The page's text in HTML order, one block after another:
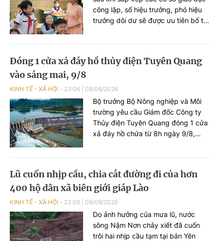
công lập, số hiệu trưởng, phó hiệu
trưởng dôi dư sẽ được ưu tiên bố trí
Đóng 1 cửa xả đáy hồ thủy điện Tuyên Quang
vào sáng mai, 9/8
KINH TẾ - XÃ HỘI 23:06 08/08/2026
Bộ trưởng Bộ Nông nghiệp và Môi
trường yêu cầu Giám đốc Công ty
Thủy điện Tuyên Quang đóng 1 cửa
xả đáy hồ chứa từ 8h ngày 9/8,
Lũ cuốn nhịp cầu, chia cắt đường đi của hơn
400 hộ dân xã biên giới giáp Lào
KINH TẾ - XÃ HỘI 23:06 08/08/2026
Do ảnh hưởng của mưa lũ, nước
sông Nậm Nơn chảy xiết đã cuốn
trôi hai nhịp cầu tạm tại bản Yên